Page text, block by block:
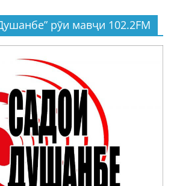
рӯи мавҷи 102.2FM